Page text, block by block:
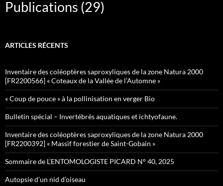
Publications (29)
ARTICLES RÉCENTS
Inventaire des coléoptères saproxyliques de la zone Natura 2000
[FR2200566] « Coteaux de la Vallée de l’Automne »
« Coup de pouce » à la pollinisation en verger Bio
Bulletin spécial – Invertébrés aquatiques et ichtyofaune.
Inventaire des coléoptères saproxyliques de la zone Natura 2000
[FR2200392] « Massif forestier de Saint-Gobain »
Sommaire de L’ENTOMOLOGISTE PICARD N° 40, 2025
Autopsie d’un nid d’oiseau